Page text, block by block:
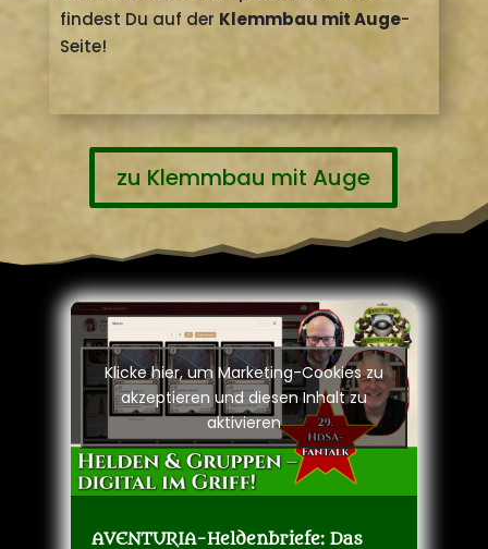
BlueBrixxvor, sei es mitDSA-Bezugoder
einfach schöne Exemplare. Mehr Infos
zu Klemmbau mit Auge
Klicke hier, um Marketing-Cookies zu
akzeptieren und diesen Inhalt zu
aktivieren